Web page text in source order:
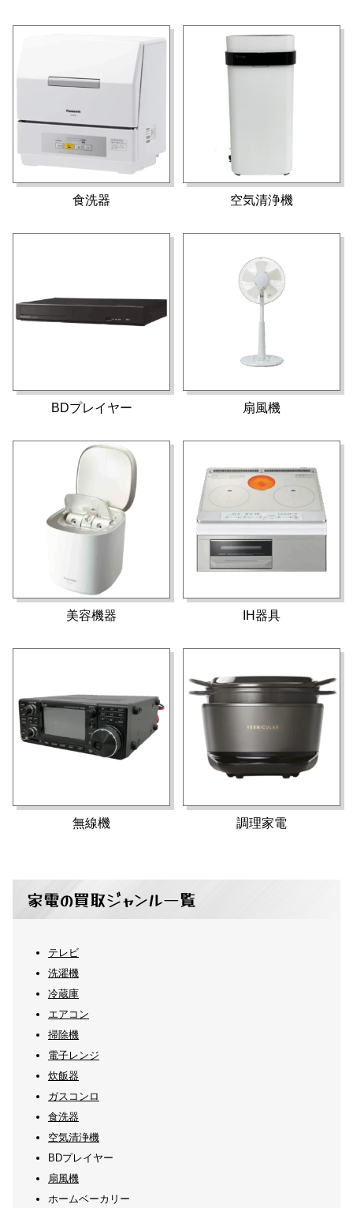
食洗器 空気清浄機
BDプレイヤー 扇風機
美容機器 IH器具
無線機 調理家電
家電の買取ジャンル一覧
テレビ
洗濯機
冷蔵庫
エアコン
掃除機
電子レンジ
炊飯器
ガスコンロ
食洗器
空気清浄機
BDプレイヤー
扇風機
ホームベーカリー